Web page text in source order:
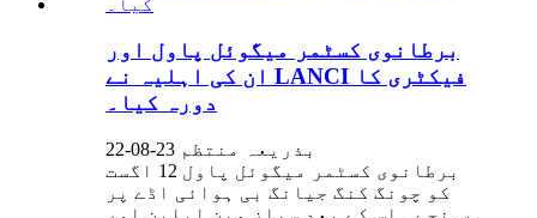
برطانوی کسٹمر میگوئل پاول اور
ان کی اہلیہ نے LANCI فیکٹری کا
دورہ کیا۔
بذریعہ منتظم 23-08-22
برطانوی کسٹمر میگوئل پاول 12 اگست
کو چونگ کنگ جیانگ بی ہوائی اڈے پر
پہنچے۔ اس کے بعد سیلز مین ایلین اور